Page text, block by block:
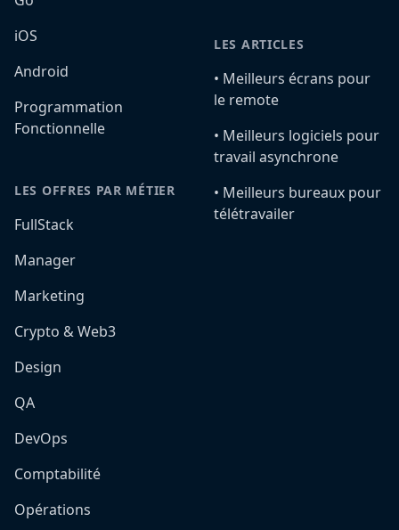
iOS
Android
Programmation
Fonctionnelle
LES OFFRES PAR MÉTIER
FullStack
Manager
Marketing
Crypto & Web3
Design
QA
DevOps
Comptabilité
Opérations
LES ARTICLES
•️ Meilleurs écrans pour
le remote
•️ Meilleurs logiciels pour
travail asynchrone
•️ Meilleurs bureaux pour
télétravailer